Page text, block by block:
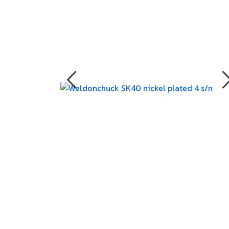
งานกับเครื่
9
โต๊ะและตู้เก็บเ